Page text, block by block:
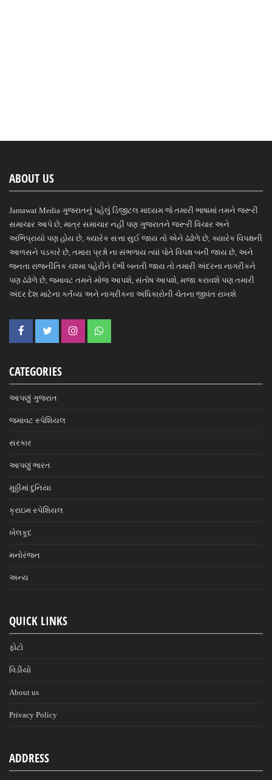
ABOUT US
Jamawat Media ગુજરાતનું પહેલું ડિજીટલ માધ્યમ જે તમારી ભાષામાં તમને જરૂરી
સમાચાર આપે છે, માત્ર સમાચાર નહીં પણ ગુજરાતને જરૂરી વિચાર અને
અભિપ્રાયો પણ હોય છે, ક્યારેક સત્તા સુઈ જાય તો એને ઢંઢોળે છે, ક્યારેક વિપક્ષની
આળસને પડકારે છે, તમારા પ્રશ્નો ના સંભળાય ત્યાં પોતે વિપક્ષ બની જાય છે, અને
જનતા રાજનીતિક ચશ્મા પહેરીને દંભી બનતી જાય તો તમારી અંદરના નાગરીકને
પણ ઢંઢોળે છે, જમાવટ તમને મોજ આપશે, સંતોષ આપશે, મજા કરાવશે પણ તમારી
અંદર દેશ માટેના કર્તવ્ય અને નાગરીકના અધિકારોની ચેતના જીવંત રાખશે
CATEGORIES
આપણું ગુજરાત
જમાવટ સ્પેશિયલ
સરકાર
આપણું ભારત
મુઠ્ઠીમાં દુનિયા
ક્રાઇમ સ્પેશિયલ
ખેલકૂદ
મનોરંજન
અન્ય
QUICK LINKS
ફોટો
વિડીયો
About us
Privacy Policy
ADDRESS